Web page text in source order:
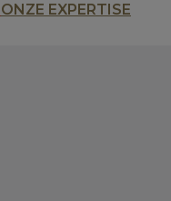
ONZE EXPERTISE